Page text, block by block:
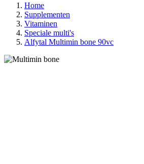
Home
Supplementen
Vitaminen
Speciale multi's
Alfytal Multimin bone 90vc